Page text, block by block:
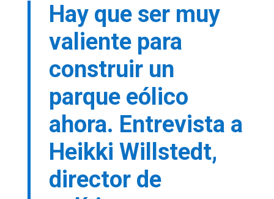
Hay que ser muy
valiente para
construir un
parque eólico
ahora. Entrevista a
Heikki Willstedt,
director de